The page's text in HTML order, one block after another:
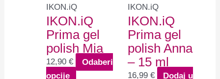
IKON.iQ
IKON.iQ
Prima gel
polish Mia
12,90€
Odaberi
opcije
ima
više
varijanti.
Opcije
se
IKON.iQ
IKON.iQ
Prima gel
polish Anna
– 15 ml
16,99 €
Dodaj u